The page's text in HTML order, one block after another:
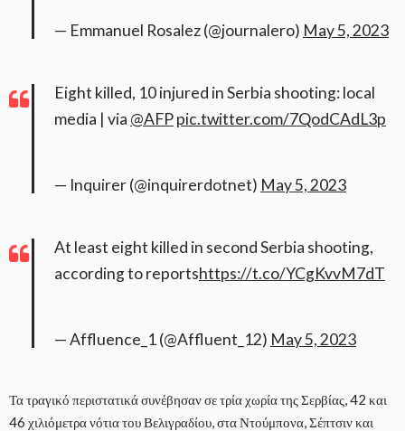
— Emmanuel Rosalez (@journalero) May 5, 2023
Eight killed, 10 injured in Serbia shooting: local
media | via @AFPpic.twitter.com/7QodCAdL3p
— Inquirer (@inquirerdotnet) May 5, 2023
At least eight killed in second Serbia shooting,
according to reportshttps://t.co/YCgKvvM7dT
— Affluence_1 (@Affluent_12) May 5, 2023
Τα τραγικό περιστατικά συνέβησαν σε τρία χωρία της Σερβίας, 42 και
46 χιλιόμετρα νότια του Βελιγραδίου, στα Ντούμπονα, Σέπτσιν και